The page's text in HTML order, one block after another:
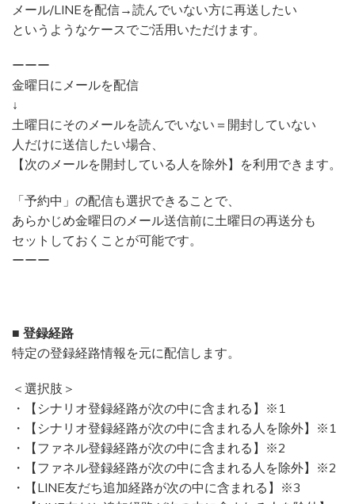
メール/LINEを配信→読んでいない方に再送したい
というようなケースでご活用いただけます。
ーーー
金曜日にメールを配信
↓
土曜日にそのメールを読んでいない＝開封していない
人だけに送信したい場合、
【次のメールを開封している人を除外】を利用できます。
「予約中」の配信も選択できることで、
あらかじめ金曜日のメール送信前に土曜日の再送分も
セットしておくことが可能です。
ーーー
■ 登録経路
特定の登録経路情報を元に配信します。
＜選択肢＞
・【シナリオ登録経路が次の中に含まれる】※1
・【シナリオ登録経路が次の中に含まれる人を除外】※1
・【ファネル登録経路が次の中に含まれる】※2
・【ファネル登録経路が次の中に含まれる人を除外】※2
・【LINE友だち追加経路が次の中に含まれる】※3